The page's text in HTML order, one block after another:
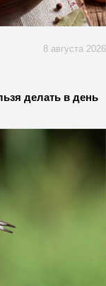
8 августа 2026
делать в день